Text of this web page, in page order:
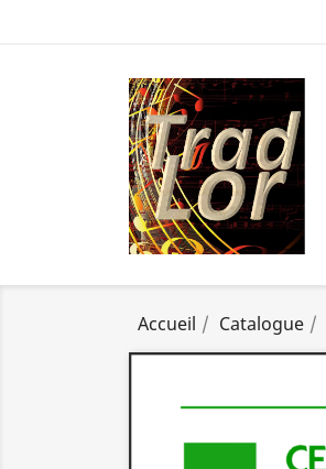
Accueil Catalogue